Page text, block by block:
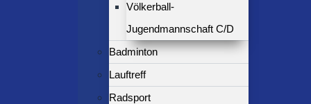
Völkerball-
Jugendmannschaft C/D
Badminton
Lauftreff
Radsport